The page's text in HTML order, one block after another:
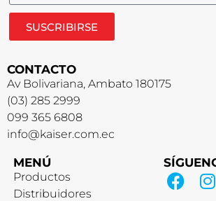
SUSCRIBIRSE
CONTACTO
Av Bolivariana, Ambato 180175
(03) 285 2999
099 365 6808
info@kaiser.com.ec
MENÚ
Productos
Distribuidores